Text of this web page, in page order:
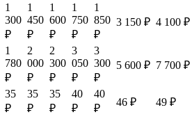
1
300
₽
1
450
₽
1
600
₽
1
750
₽
1
850
₽
3 150 ₽ 4 100 ₽
1
780
₽
2
000
₽
2
300
₽
3
050
₽
3
300
₽
5 600 ₽ 7 700 ₽
35
₽
35
₽
35
₽
40
₽
40
₽
46 ₽ 49 ₽